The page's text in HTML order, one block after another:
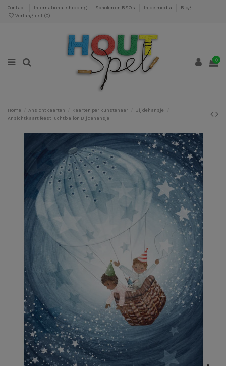
Contact International shipping Scholen en BSO's In de media
Blog
Verlanglijst (0)
0
Home Ansichtkaarten Kaarten per kunstenaar
Bijdehansje
Ansichtkaart feest luchtballon Bijdehansje